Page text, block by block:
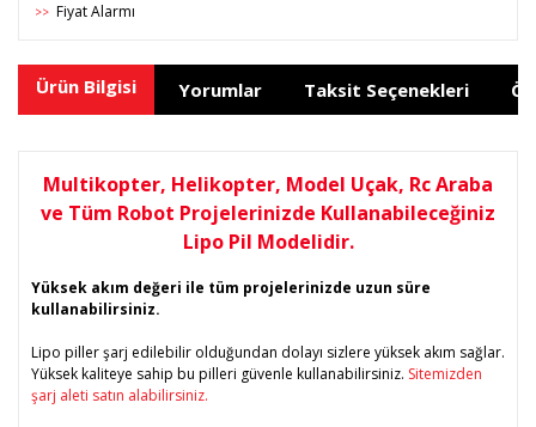
>> Fiyat Alarmı
Ürün Bilgisi Yorumlar Taksit Seçenekleri
Multikopter, Helikopter, Model Uçak, Rc Araba
ve Tüm Robot Projelerinizde Kullanabileceğiniz
Lipo Pil Modelidir.
Yüksek akım değeri ile tüm projelerinizde uzun süre
kullanabilirsiniz.
Lipo piller şarj edilebilir olduğundan dolayı sizlere yüksek akım sağlar.
Yüksek kaliteye sahip bu pilleri güvenle kullanabilirsiniz. Sitemizden
şarj aleti satın alabilirsiniz.